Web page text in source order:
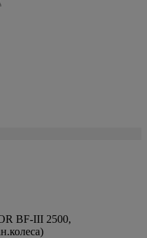
BF-III 2500,